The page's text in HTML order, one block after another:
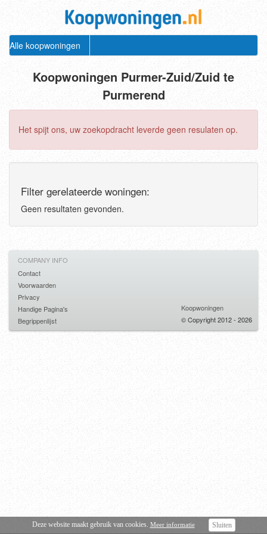
Alle koopwoningen
Koopwoningen Purmer-Zuid/Zuid te
Purmerend
Het spijt ons, uw zoekopdracht leverde geen resulaten op.
Filter gerelateerde woningen:
Geen resultaten gevonden.
Deze website maakt gebruik van cookies. Meer informatie Sluiten
COMPANY INFO
Contact
Voorwaarden
Privacy
Handige Pagina's
Begrippenlijst
Koopwoningen
© Copyright 2012 - 2026